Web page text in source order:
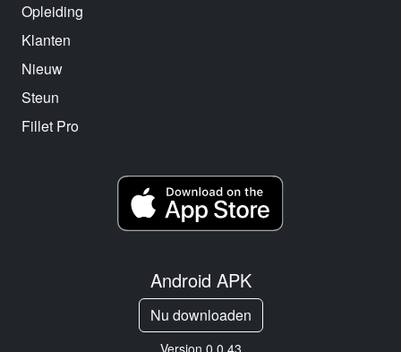
Opleiding
Klanten
Nieuw
Steun
Fillet Pro
Android APK
Nu downloaden
Version 0.0.43